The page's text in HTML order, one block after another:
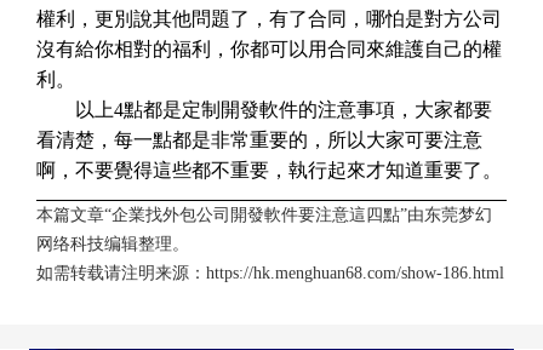
權利，更別說其他問題了，有了合同，哪怕是對方公司
沒有給你相對的福利，你都可以用合同來維護自己的權
利。
以上4點都是定制開發軟件的注意事項，大家都要
看清楚，每一點都是非常重要的，所以大家可要注意
啊，不要覺得這些都不重要，執行起來才知道重要了。
本篇文章“企業找外包公司開發軟件要注意這四點”由东莞梦幻
网络科技编辑整理。
如需转载请注明来源： https://hk.menghuan68.com/show-186.html